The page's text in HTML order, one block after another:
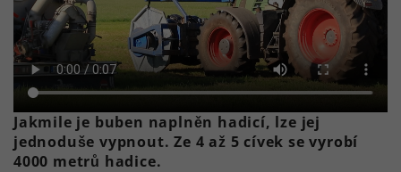
Jakmile je buben naplněn hadicí, lze jej
jednoduše vypnout. Ze 4 až 5 cívek se vyrobí
4000 metrů hadice.